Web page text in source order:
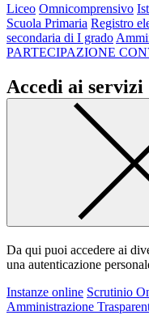
Liceo Omnicomprensivo
Scuola Primaria Registro
secondaria di I grado
PARTECIPAZIONE
Accedi ai servizi
Da qui puoi accedere ai
una autenticazione
Instanze online Scrutinio
Amministrazione